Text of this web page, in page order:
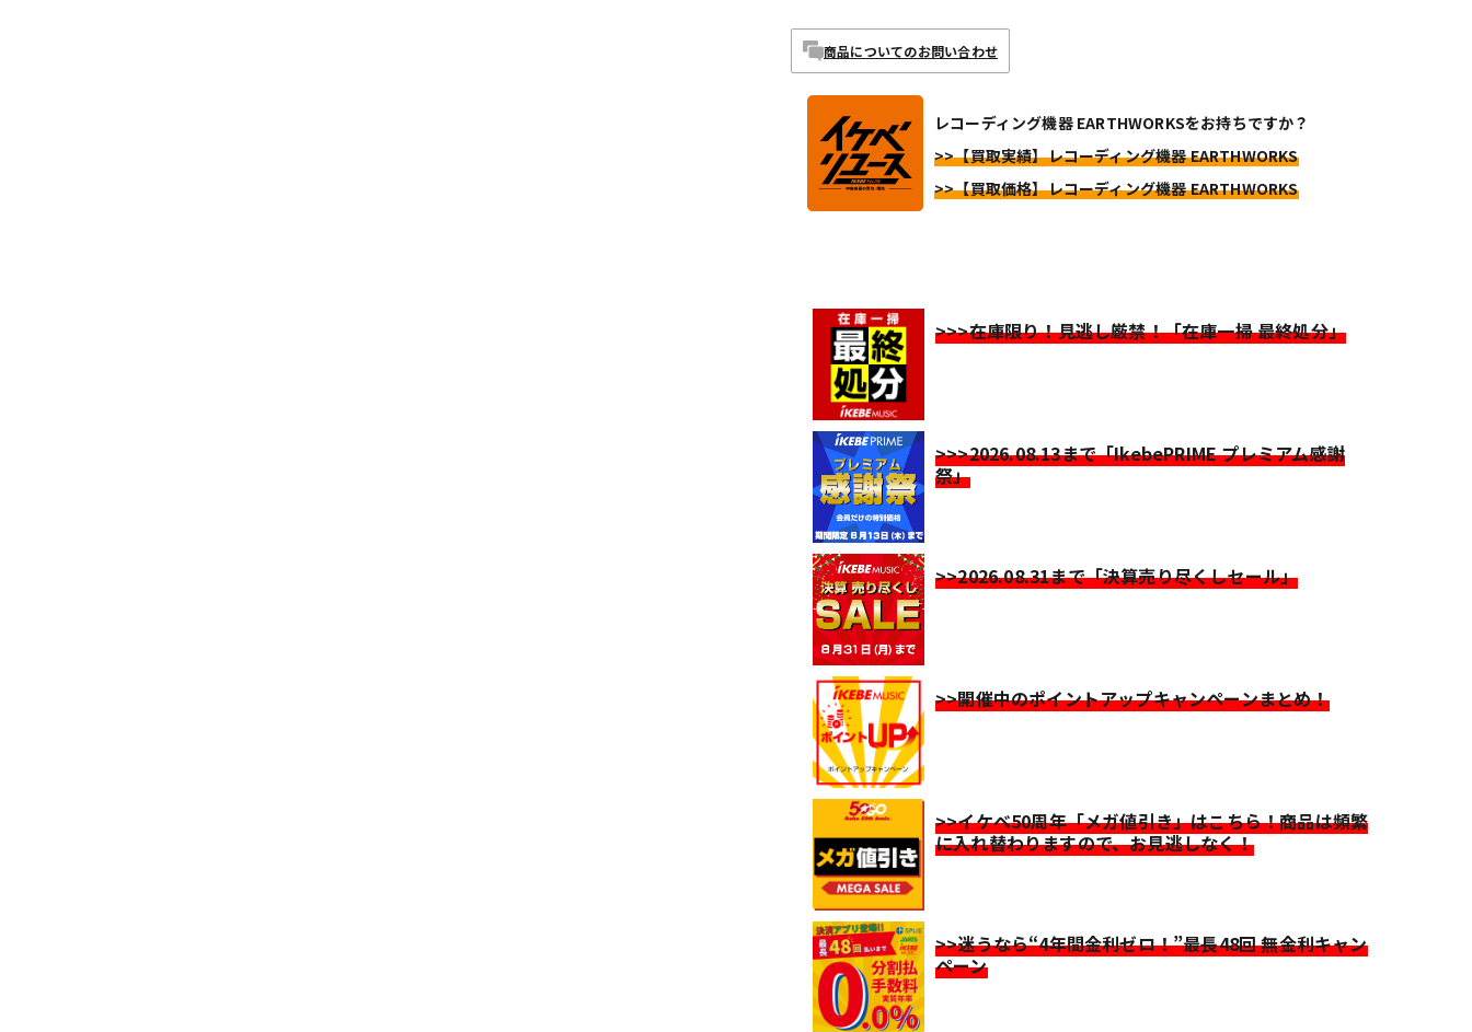
商品についてのお問い合わせ
レコーディング機器 EARTHWORKSをお持ちですか？
>>【買取実績】レコーディング機器 EARTHWORKS
>>【買取価格】レコーディング機器 EARTHWORKS
>>>在庫限り！見逃し厳禁！「在庫一掃 最終処分」
>>>2026.08.13まで「IkebePRIME プレミアム感謝
祭」
>>2026.08.31まで「決算売り尽くしセール」
>>開催中のポイントアップキャンペーンまとめ！
>>イケベ50周年「メガ値引き」はこちら！商品は頻繁
に入れ替わりますので、お見逃しなく！
>>迷うなら“4年間金利ゼロ！”最長48回 無金利キャン
ペーン